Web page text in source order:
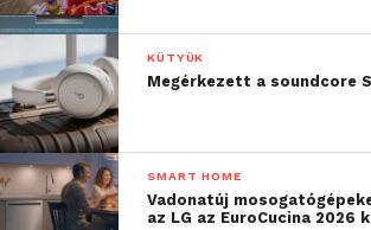
javasol, elemzi a lövések távolságát és
valamint információkat ad a pálya
A Huawei viselhető okoseszközei
mind az Android, mind az iOS
okostelefonokkal, így a legújabb
technológiai újítások és edzéskövető
szélesebb közönség számára is
KÜTYÜK
Megérkezett a soundcore
SMART HOME
Vadonatúj
az LG az EuroCucina 2026